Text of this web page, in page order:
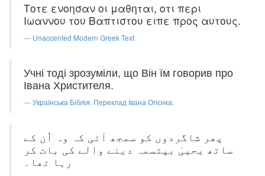
Τοτε ενοησαν οι μαθηται, οτι περι
Ιωαννου του Βαπτιστου ειπε προς αυτους.
Unaccented Modern Greek Text
Учні тоді зрозуміли, що Він їм говорив про
Івана Христителя.
Українська Біблія. Переклад Івана Огієнка.
پھر شاگردوں کو سمجھ آئی کہ وہ اُن کے
ساتھ یحییٰ بپتسمہ دینے والے کی بات کر
رہا تھا۔